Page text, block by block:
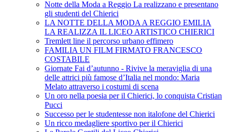
Notte della Moda a Reggio La realizzano e presentano
gli studenti del Chierici
LA NOTTE DELLA MODA A REGGIO EMILIA
LA REALIZZA IL LICEO ARTISTICO CHIERICI
Tremlett line il percorso urbano effimero
FAMILIA UN FILM FIRMATO FRANCESCO
COSTABILE
Giornate Fai d’autunno - Rivive la meraviglia di una
delle attrici più famose d’Italia nel mondo: Maria
Melato attraverso i costumi di scena
Un oro nella poesia per il Chierici, lo conquista Cristian
Pucci
Successo per le studentesse non italofone del Chierici
Un ricco medagliere sportivo per il Chierici